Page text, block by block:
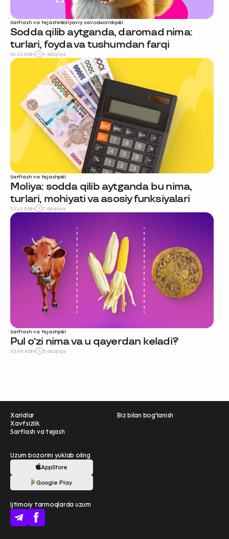
Sarflash va tejashmoliyaviy savodxonlikpul
Sodda qilib aytganda, daromad nima:
turlari, foyda va tushumdan farqi
24.10.2024 4 daqiqa
Sarflash va tejashpul
Moliya: sodda qilib aytganda bu nima,
turlari, mohiyati va asosiy funksiyalari
10.10.2024 7 daqiqa
Sarflash va tejashpul
Pul oʻzi nima va u qayerdan keladi?
25.09.2024 5 daqiqa
Xaridlar
Xavfsizlik
Sarflash va tejash
Biz bilan bog'lanish
Uzum bozorini yuklab oling
AppStore
Google Play
Ijtimoiy tarmoqlarda uzum
Ravnaqimizga hissa
qo'shing — so‘rovnomada
qatnashing ❤️
boshlash